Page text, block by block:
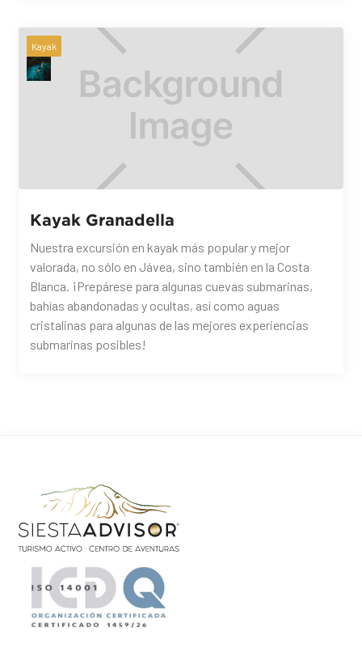
Kayak
Kayak Granadella
Nuestra excursión en kayak más popular y mejor
valorada, no sólo en Jávea, sino también en la Costa
Blanca. ¡Prepárese para algunas cuevas submarinas,
bahías abandonadas y ocultas, así como aguas
cristalinas para algunas de las mejores experiencias
submarinas posibles!